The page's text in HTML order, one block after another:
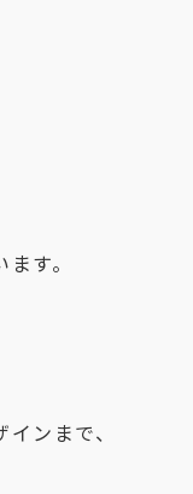
す。
ンまで、